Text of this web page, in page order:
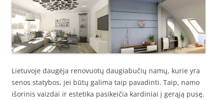
Lietuvoje daugėja renovuotų daugiabučių namų, kurie yra
senos statybos, jei būtų galima taip pavadinti. Taip, namo
išorinis vaizdai ir estetika pasikeičia kardiniai į gerąją pusę.